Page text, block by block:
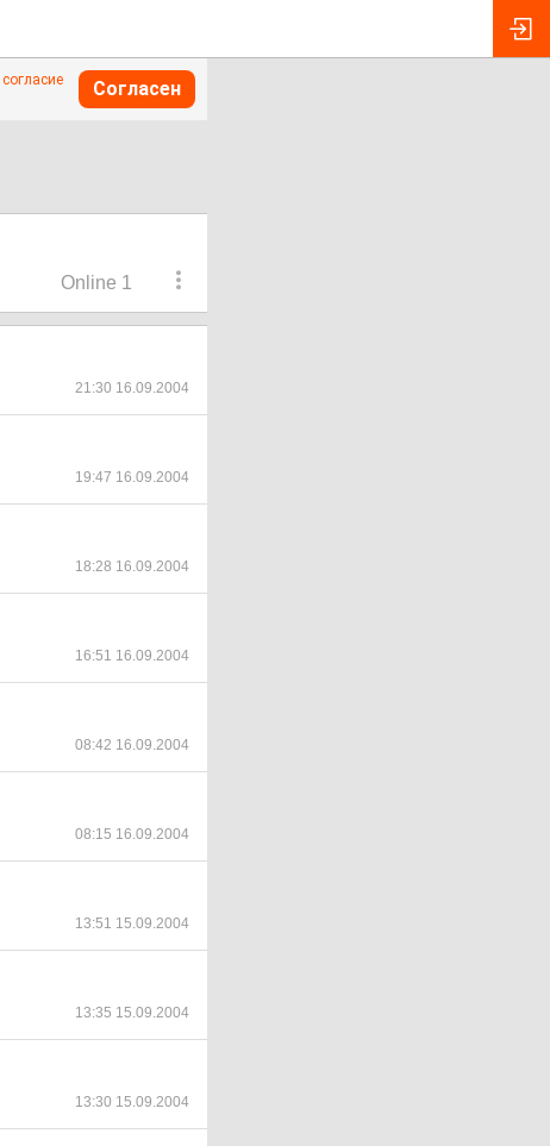
согласие
Согласен
Online 1
21:30 16.09.2004
19:47 16.09.2004
18:28 16.09.2004
16:51 16.09.2004
08:42 16.09.2004
08:15 16.09.2004
13:51 15.09.2004
13:35 15.09.2004
13:30 15.09.2004